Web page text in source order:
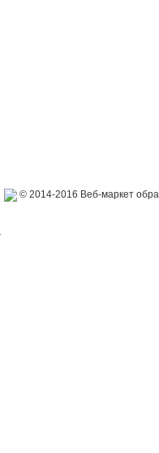
© 2014-2016 Веб-маркет